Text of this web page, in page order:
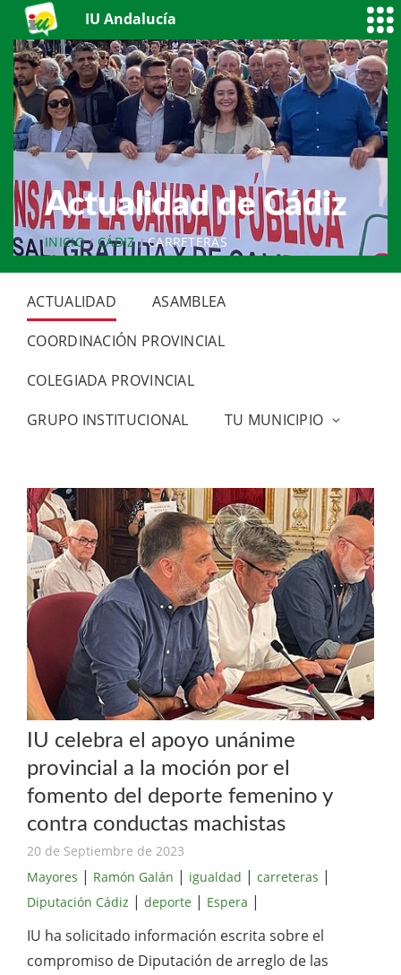
IU Andalucía
Actualidad de Cádiz
INICIO CÁDIZ CARRETERAS
ACTUALIDAD
ASAMBLEA
COORDINACIÓN PROVINCIAL
COLEGIADA PROVINCIAL
GRUPO INSTITUCIONAL
TU MUNICIPIO
IU celebra el apoyo unánime
provincial a la moción por el
fomento del deporte femenino y
contra conductas machistas
20 de Septiembre de 2023
Mayores | Ramón Galán | igualdad | carreteras |
Diputación Cádiz | deporte | Espera |
IU ha solicitado información escrita sobre el
compromiso de Diputación de arreglo de las